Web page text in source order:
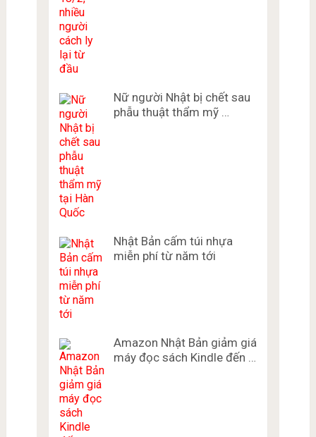
Nữ người Nhật bị chết sau
phẫu thuật thẩm mỹ …
Nhật Bản cấm túi nhựa
miễn phí từ năm tới
Amazon Nhật Bản giảm giá
máy đọc sách Kindle đến …